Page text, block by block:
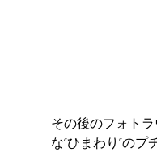
その後のフォト
な“ひまわり”のプ